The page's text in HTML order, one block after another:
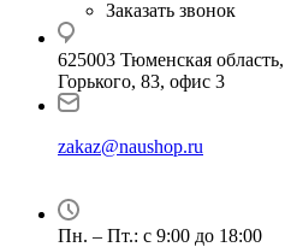
Заказать звонок
625003 Тюменская
Горького, 83, офис 3
zakaz@naushop.ru
Пн. – Пт.: с 9:00 до 18:00